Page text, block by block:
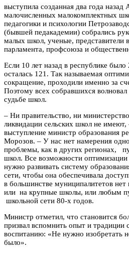
выступила созданная два года назад
малочисленных малокомплектных
педагогики и психологии
(бывшей педакадемии) собрались
малых школ, ученые, представители
парламента, профсоюза и
Если 10 лет назад в республике
осталась 121. Так называемая
сокращение, проходили именно за
Поэтому всех собравшихся
судьбе школ.
– Ни правительство, ни
ликвидации сельских школ не имеют,
выступление министр образования
Морозов. – У нас нет намерения
проблемы, как в других регионах,
школ. Все возможности
нужно развивать систему
сети, чтобы она обеспечивала
в большинстве муниципалитетов нет
или на крупные школы, или любым
школьной сети 80-х годов.
Министр отметил, что становится
призвал вспомнить опыт и традиции
воспитанию: «Не нужно изобретать
было».